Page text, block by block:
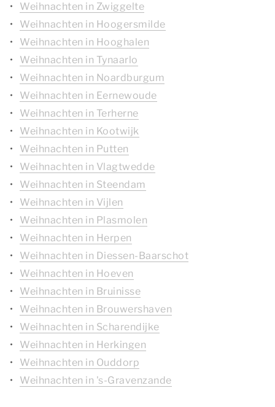
Weihnachten in Zwiggelte
Weihnachten in Hoogersmilde
Weihnachten in Hooghalen
Weihnachten in Tynaarlo
Weihnachten in Noardburgum
Weihnachten in Eernewoude
Weihnachten in Terherne
Weihnachten in Kootwijk
Weihnachten in Putten
Weihnachten in Vlagtwedde
Weihnachten in Steendam
Weihnachten in Vijlen
Weihnachten in Plasmolen
Weihnachten in Herpen
Weihnachten in Diessen-Baarschot
Weihnachten in Hoeven
Weihnachten in Bruinisse
Weihnachten in Brouwershaven
Weihnachten in Scharendijke
Weihnachten in Herkingen
Weihnachten in Ouddorp
Weihnachten in 's-Gravenzande